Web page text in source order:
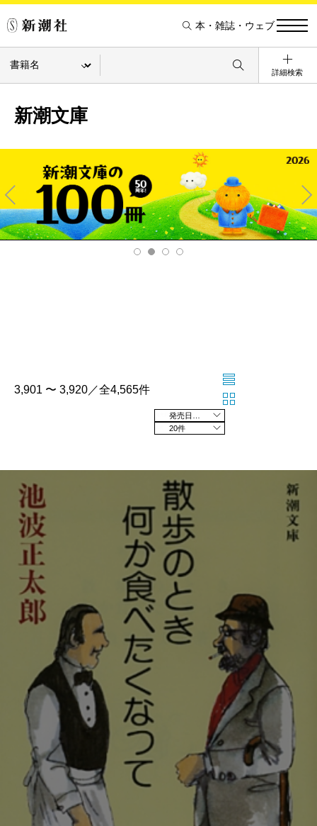
本・雑誌・ウェブ
詳細検索
新潮文庫
Pre
v
Ne
xt
3,901 〜 3,920／全4,565件
20件